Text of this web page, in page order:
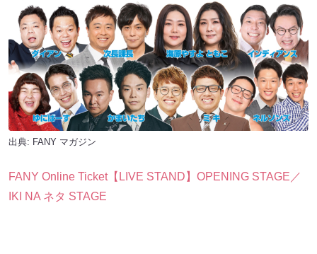
出典: FANY マガジン
FANY Online Ticket【LIVE STAND】OPENING STAGE／
IKI NA ネタ STAGE